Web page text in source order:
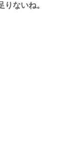
ないね。